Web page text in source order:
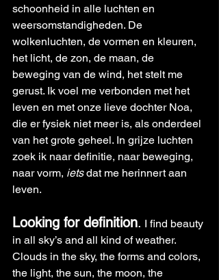
schoonheid in alle luchten en
weersomstandigheden. De
wolkenluchten, de vormen en kleuren,
het licht, de zon, de maan, de
beweging van de wind, het stelt me
gerust. Ik voel me verbonden met het
leven en met onze lieve dochter Noa,
die er fysiek niet meer is, als onderdeel
van het grote geheel. In grijze luchten
zoek ik naar definitie, naar beweging,
naar vorm, iets dat me herinnert aan
leven.
Looking for definition. I find beauty
in all sky’s and all kind of weather.
Clouds in the sky, the forms and colors,
the light, the sun, the moon, the